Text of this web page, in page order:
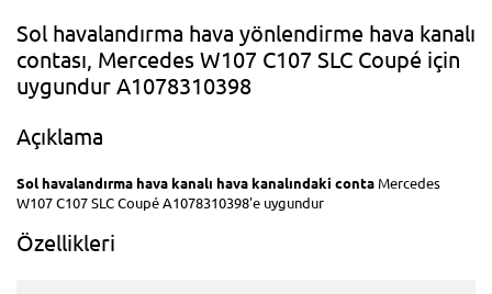
Sol havalandırma hava yönlendirme hava kanalı
contası, Mercedes W107 C107 SLC Coupé için
uygundur A1078310398
Açıklama
Sol havalandırma hava kanalı hava kanalındaki conta Mercedes
W107 C107 SLC Coupé A1078310398'e uygundur
Özellikleri